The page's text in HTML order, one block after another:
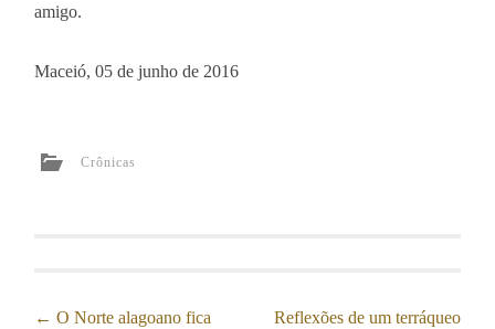
amigo.
Maceió, 05 de junho de 2016
Crônicas
Post
← O Norte alagoano fica
Reflexões de um terráqueo